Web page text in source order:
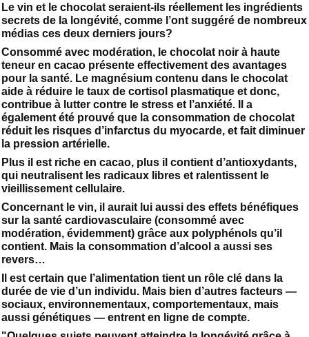
Le vin et le chocolat seraient-ils réellement les ingrédients
secrets de la longévité, comme l’ont suggéré de nombreux
médias ces deux derniers jours?
Consommé avec modération, le chocolat noir à haute
teneur en cacao présente effectivement des avantages
pour la santé. Le magnésium contenu dans le chocolat
aide à réduire le taux de cortisol plasmatique et donc,
contribue à lutter contre le stress et l’anxiété. Il a
également été prouvé que la consommation de chocolat
réduit les risques d’infarctus du myocarde, et fait diminuer
la pression artérielle.
Plus il est riche en cacao, plus il contient d’antioxydants,
qui neutralisent les radicaux libres et ralentissent le
vieillissement cellulaire.
Concernant le vin, il aurait lui aussi des effets bénéfiques
sur la santé cardiovasculaire (consommé avec
modération, évidemment) grâce aux polyphénols qu’il
contient. Mais la consommation d’alcool a aussi ses
revers…
Il est certain que l’alimentation tient un rôle clé dans la
durée de vie d’un individu. Mais bien d’autres facteurs —
sociaux, environnementaux, comportementaux, mais
aussi génétiques — entrent en ligne de compte.